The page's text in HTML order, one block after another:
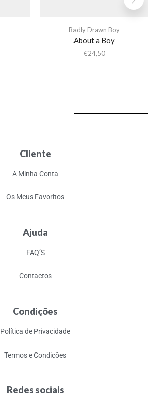
Badly Drawn Boy
About a Boy
€24,50
Cliente
A Minha Conta
Os Meus Favoritos
Ajuda
FAQ’S
Contactos
Condições
Política de Privacidade
Termos e Condições
Redes sociais